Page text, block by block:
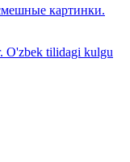
картинки.
O'zbek tilidagi kulgu